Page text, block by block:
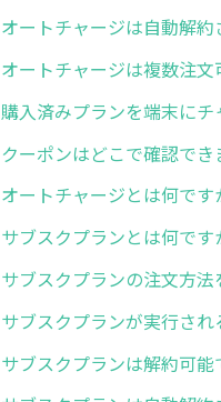
オートチャージは自動解約
オートチャージは複数注文
購入済みプランを端末に
クーポンはどこで確認でき
オートチャージとは何です
サブスクプランとは何です
サブスクプランの注文方法
サブスクプランが実行され
サブスクプランは解約可能